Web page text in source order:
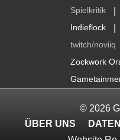
Spielkritik
Indieflock
twitch/noviiq
Zockwork
© 2026
ÜBER UNS